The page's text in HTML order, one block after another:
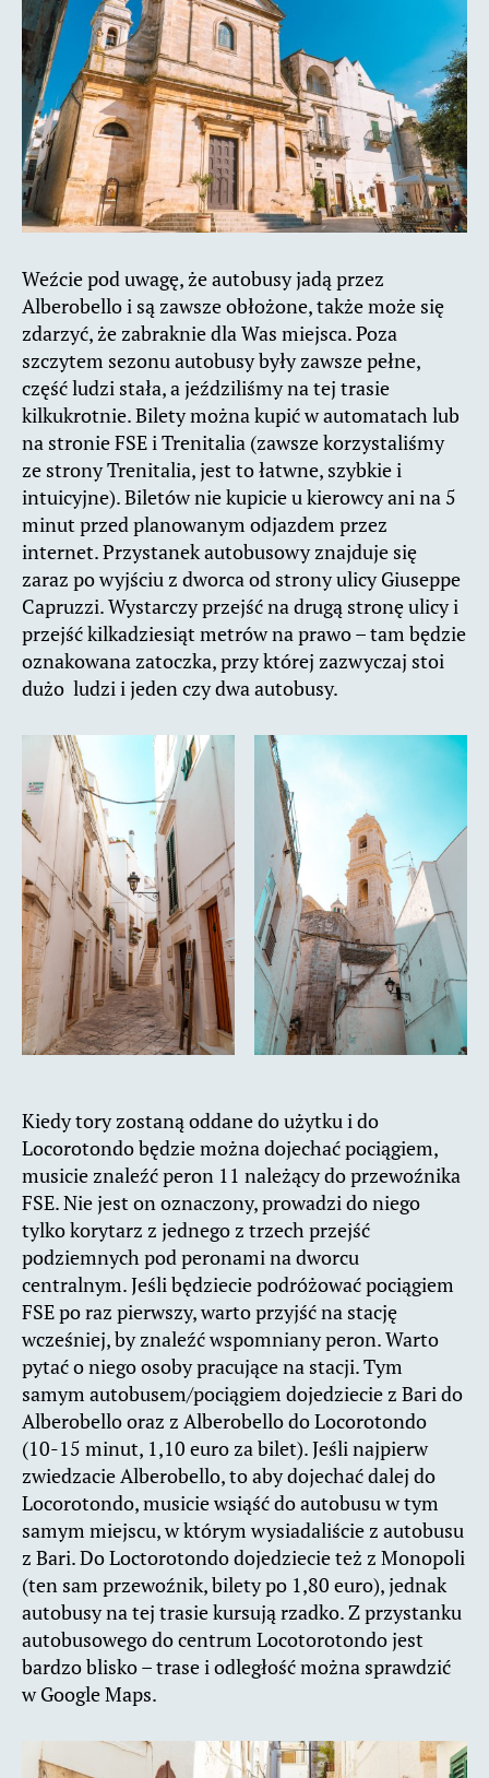
Weźcie pod uwagę, że autobusy jadą przez
Alberobello i są zawsze obłożone, także może się
zdarzyć, że zabraknie dla Was miejsca. Poza
szczytem sezonu autobusy były zawsze pełne,
część ludzi stała, a jeździliśmy na tej trasie
kilkukrotnie. Bilety można kupić w automatach lub
na stronie FSE i Trenitalia (zawsze korzystaliśmy
ze strony Trenitalia, jest to łatwne, szybkie i
intuicyjne). Biletów nie kupicie u kierowcy ani na 5
minut przed planowanym odjazdem przez
internet. Przystanek autobusowy znajduje się
zaraz po wyjściu z dworca od strony ulicy Giuseppe
Capruzzi. Wystarczy przejść na drugą stronę ulicy i
przejść kilkadziesiąt metrów na prawo – tam będzie
oznakowana zatoczka, przy której zazwyczaj stoi
dużo ludzi i jeden czy dwa autobusy.
Kiedy tory zostaną oddane do użytku i do
Locorotondo będzie można dojechać pociągiem,
musicie znaleźć peron 11 należący do przewoźnika
FSE. Nie jest on oznaczony, prowadzi do niego
tylko korytarz z jednego z trzech przejść
podziemnych pod peronami na dworcu
centralnym. Jeśli będziecie podróżować pociągiem
FSE po raz pierwszy, warto przyjść na stację
wcześniej, by znaleźć wspomniany peron. Warto
pytać o niego osoby pracujące na stacji. Tym
samym autobusem/pociągiem dojedziecie z Bari do
Alberobello oraz z Alberobello do Locorotondo
(10-15 minut, 1,10 euro za bilet). Jeśli najpierw
zwiedzacie Alberobello, to aby dojechać dalej do
Locorotondo, musicie wsiąść do autobusu w tym
samym miejscu, w którym wysiadaliście z autobusu
z Bari. Do Loctorotondo dojedziecie też z Monopoli
(ten sam przewoźnik, bilety po 1,80 euro), jednak
autobusy na tej trasie kursują rzadko. Z przystanku
autobusowego do centrum Locotorotondo jest
bardzo blisko – trase i odległość można sprawdzić
w Google Maps.